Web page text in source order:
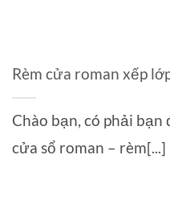
Rèm cửa roman xếp
Chào bạn, có phải
cửa sổ roman – rèm[...]